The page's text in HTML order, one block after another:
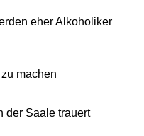
eher Alkoholiker
machen
der Saale trauert